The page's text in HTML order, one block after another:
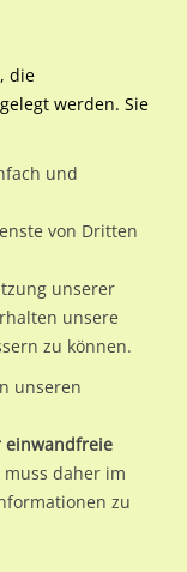
Stadt Str. 99a/
/ Wölfnitz
Wölfnitz)in
individuelle und
. Damit
Detail über den
sowie
die
werden. Sie
und
von Dritten
unserer
unsere
zu können.
unseren
einwandfreie
muss daher im
zu